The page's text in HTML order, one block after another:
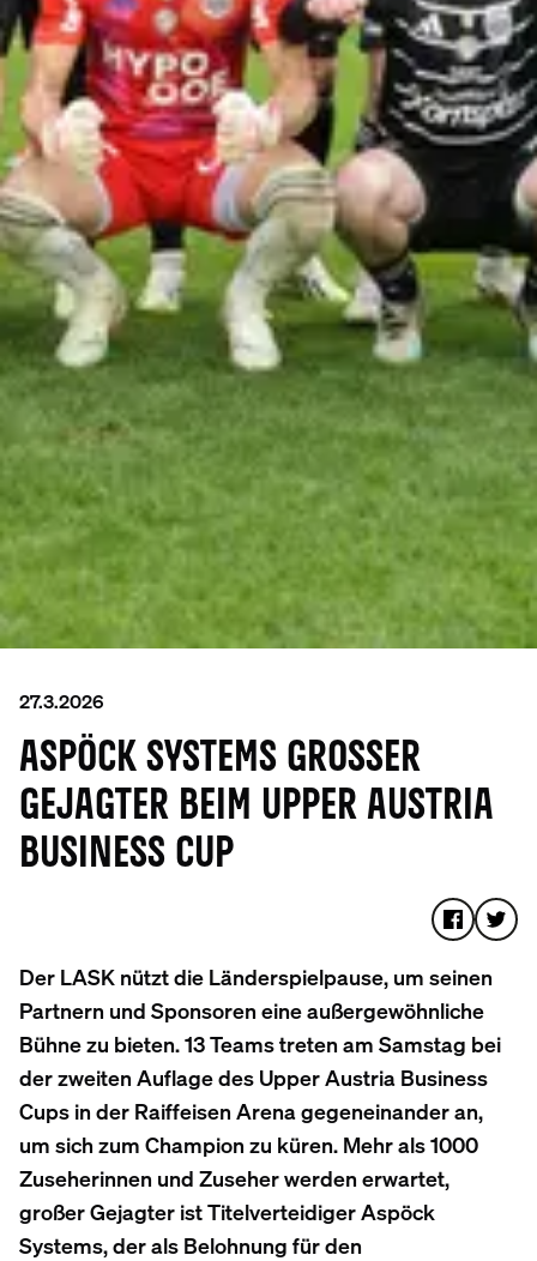
27.3.2026
ASPÖCK SYSTEMS GROSSER G
EJAGTER BEIM UPPER AUSTRIA B
USINESS CUP
Der LASK nützt die Länderspielpause, um seinen
Partnern und Sponsoren eine außergewöhnliche
Bühne zu bieten. 13 Teams treten am Samstag bei
der zweiten Auflage des Upper Austria Business
Cups in der Raiffeisen Arena gegeneinander an,
um sich zum Champion zu küren. Mehr als 1000
Zuseherinnen und Zuseher werden erwartet,
großer Gejagter ist Titelverteidiger Aspöck
Systems, der als Belohnung für den